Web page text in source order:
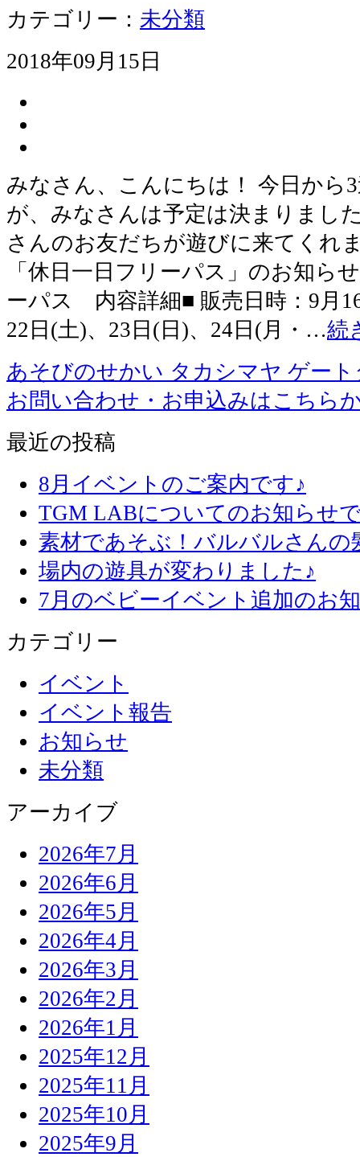
カテゴリー： 未分類
2018年09月15日
みなさん、こんにちは！ 今日から
が、みなさんは予定は決まりまし
さんのお友だちが遊びに来てくれ
「休日一日フリーパス」のお知ら
ーパス 内容詳細■ 販売日時：9月
22日(土)、23日(日)、24日(月・…続
あそびのせかい タカシマヤ ゲー
お問い合わせ・お申込みはこちら
最近の投稿
8月イベントのご案内です♪
TGM LABについてのお知らせ
素材であそぶ！バルバルさん
場内の遊具が変わりました♪
7月のベビーイベント追加のお
カテゴリー
イベント
イベント報告
お知らせ
未分類
アーカイブ
2026年7月
2026年6月
2026年5月
2026年4月
2026年3月
2026年2月
2026年1月
2025年12月
2025年11月
2025年10月
2025年9月